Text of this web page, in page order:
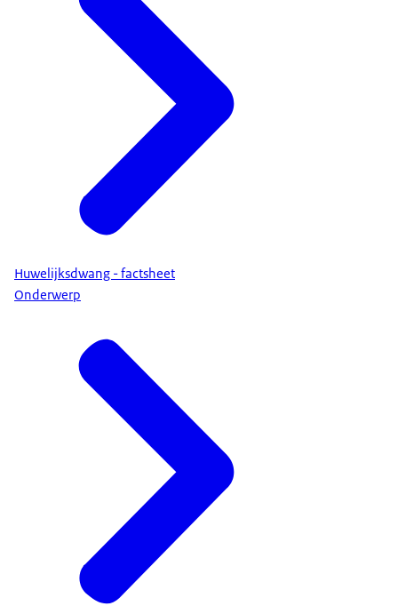
Huwelijksdwang - factsheet
Onderwerp